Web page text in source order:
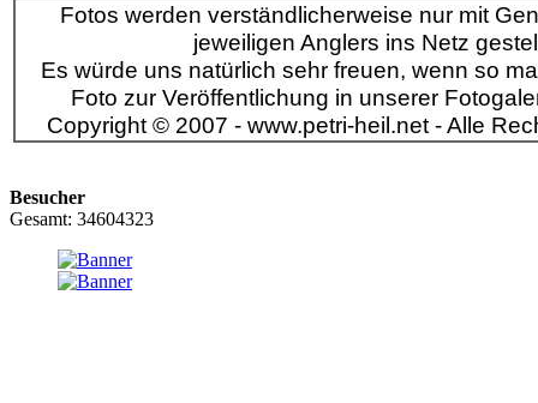
Fotos werden verständlicherweise nur mit
jeweiligen Anglers ins Netz
Es würde uns natürlich sehr freuen, wenn so
Foto zur Veröffentlichung in unserer
Copyright © 2007 - www.petri-heil.net - Alle
Besucher
Gesamt: 34604323